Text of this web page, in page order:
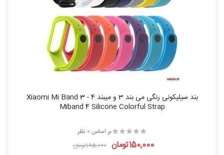
بند سیلیکونی رنگی می بند 3 و میبند 4 - Xiaomi Mi Band 3
Miband 4 Silicone Colorful Strap
بر اساس 0 نظر
150,000تومان 185,000تومان